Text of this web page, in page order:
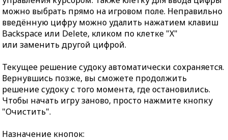
можно выбрать прямо на игровом поле. Неправильно
введённую цифру можно удалить нажатием клавиш
Backspace или Delete, кликом по клетке "X"
или заменить другой цифрой.
Текущее решение судоку автоматически сохраняется.
Вернувшись позже, вы сможете продолжить
решение судоку с того момента, где остановились.
Чтобы начать игру заново, просто нажмите кнопку
"Очистить".
Назначение кнопок: